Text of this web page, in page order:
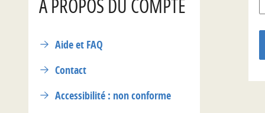
A PROPOS DU COMPTE
Aide et FAQ
Contact
Accessibilité : non conforme